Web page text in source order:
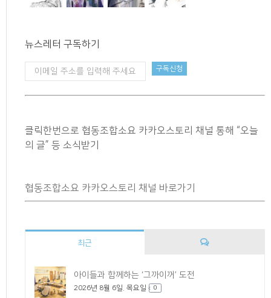
뉴스레터 구독하기
클릭한번으로 협동조합소요 카카오스토리 채널 통해 “오늘
의 글” 등 소식받기
협동조합소요 카카오스토리 채널 바로가기
최근
아이들과 함께하는 ‘그까이꺼’ 도전
2026년 8월 6일. 목요일 0